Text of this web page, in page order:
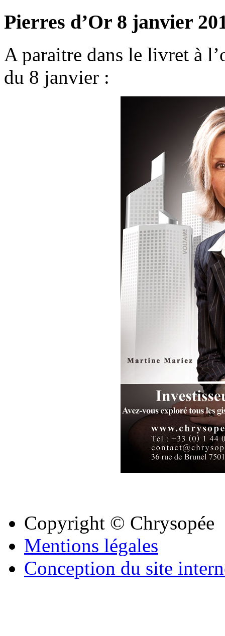
Pierres d’Or 8 janvier
A paraitre dans le livret à
du 8 janvier :
Copyright © Chrysopée
Mentions légales
Conception du site